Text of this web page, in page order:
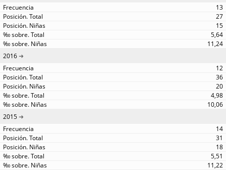
13
27
15
5,64
11,24
2016
12
36
20
4,98
10,06
2015
14
31
18
5,51
11,22